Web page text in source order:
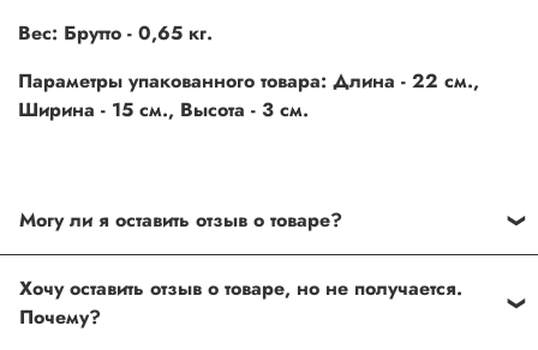
Вес: Брутто - 0,65 кг.
Параметры упакованного товара: Длина - 22 см.,
Ширина - 15 см., Высота - 3 см.
специальное поле, где Вы можете оставить свой отзыв.
Также Вы можете присвоить товару от одной до пяти
Хочу оставить отзыв о товаре, но не получается.